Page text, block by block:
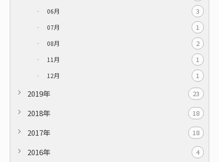
06月 3
07月 1
08月 2
11月 1
12月 1
2019年 23
2018年 18
2017年 18
2016年 4